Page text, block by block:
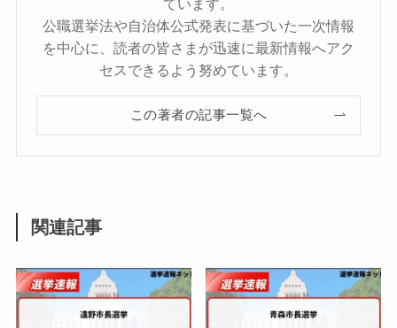
ています。
公職選挙法や自治体公式発表に基づいた一次情報
を中心に、読者の皆さまが迅速に最新情報へアク
セスできるよう努めています。
この著者の記事一覧へ
関連記事